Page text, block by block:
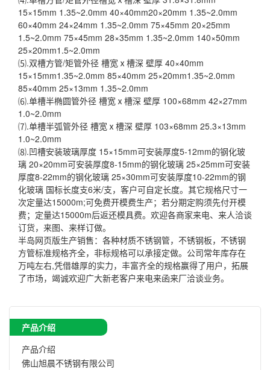
15×15mm 1.35~2.0mm 40×40mm20×20mm 1.35~2.0mm
60×40mm 24×24mm 1.35~2.0mm 75×45mm 20×25mm
1.5~2.0mm 75×45mm 28×35mm 1.35~2.0mm 140×50mm
25×20mm1.5~2.0mm
⑸.双槽方管/矩管外径 槽宽ⅹ槽深 壁厚 40×40mm
15×15mm1.35~2.0mm 85×40mm 25×20mm1.35~2.0mm
85×40mm 25×13mm 1.35~2.0mm
⑹.单槽半椭圆管外径 槽宽ⅹ槽深 壁厚 100×68mm 42×27mm
1.0~2.0mm
⑺.单槽半弧管外径 槽宽ⅹ槽深 壁厚 103×68mm 25.3×13mm
1.0~2.0mm
⑻.凹槽安装玻璃厚度 15×15mm可安装厚度5-12mm的钢化玻
璃 20×20mm可安装厚度8-15mm的钢化玻璃 25×25mm可安装
厚度8-22mm的钢化玻璃 25×30mm可安装厚度10-22mm的钢
化玻璃 国标长度支6米/支，客户可自定长度。其它规格尺寸一
次定量达15000m;可免费开模费生产；若分期定购须先付开模
费；定量达15000m后返还模具费。欢迎各商家来电、来人洽谈
订货，来图、来样订做。
半岛网页版生产销售：各种材质不锈钢管，不锈钢板，不锈钢
方管标准规格齐全，非标规格可以承接定做。公司常年库存在
万吨左右,凭借雄厚的实力，丰富齐全的规格赢得了用户，拓展
了市场，竭诚欢迎广大新老客户来电来函来厂洽谈业务。
产品介绍
产品介绍
佛山旭晨不锈钢有限公司